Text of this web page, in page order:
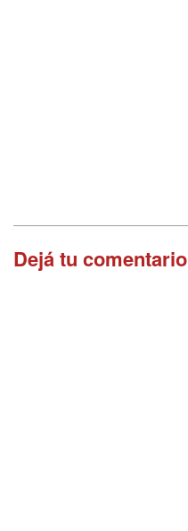
Dejá tu comentario